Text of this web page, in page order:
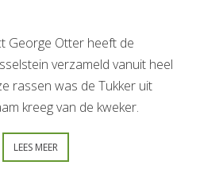
George Otter heeft de
verzameld vanuit heel
rassen was de Tukker uit
kreeg van de kweker.
LEES MEER